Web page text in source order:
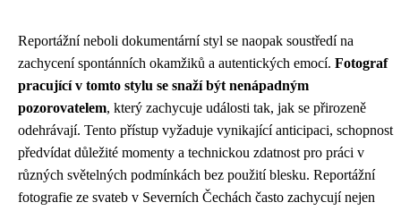
Reportážní neboli dokumentární styl se naopak soustředí na
zachycení spontánních okamžiků a autentických emocí. Fotograf
pracující v tomto stylu se snaží být nenápadným
pozorovatelem, který zachycuje události tak, jak se přirozeně
odehrávají. Tento přístup vyžaduje vynikající anticipaci, schopnost
předvídat důležité momenty a technickou zdatnost pro práci v
různých světelných podmínkách bez použití blesku. Reportážní
fotografie ze svateb v Severních Čechách často zachycují nejen